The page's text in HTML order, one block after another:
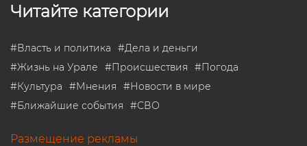
Читайте категории
#Власть и политика #Дела и деньги
#Жизнь на Урале #Происшествия #Погода
#Культура #Мнения #Новости в мире
#Ближайшие события #СВО
Размещение рекламы